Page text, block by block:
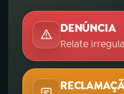
DENÚNCIA
Relate